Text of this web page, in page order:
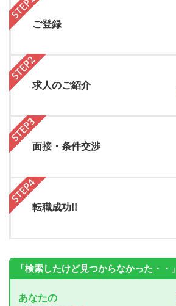
ご登録
求人のご紹介
面接・条件交渉
転職成功!!
「検索したけど見つからなかった・・」
あなたの